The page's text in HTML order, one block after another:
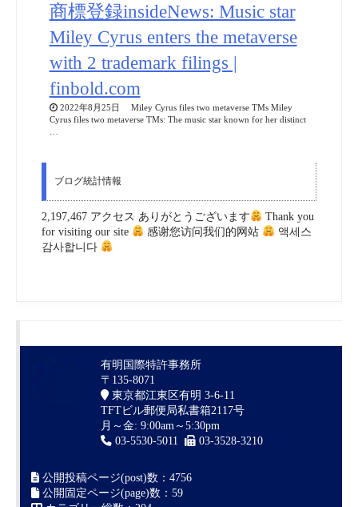
商標登録insideNews: Music star
Miley Cyrus enters the metaverse
with 2 trademark filings |
finbold.com
2022年8月25日 Miley Cyrus files two metaverse TMs Miley
Cyrus files two metaverse TMs: The music star known for her distinct
ブログ統計情報
2,197,467 アクセス ありがとうございます
Thank you
for visiting our site
感谢您访问我们的网站
액세스
감사합니다
有明国際特許事務所
〒135-8071
東京都江東区有明 3-6-11
TFTビル郵便局私書箱2117号
月～金: 9:00am～5:30pm
03-5530-5011
03-3528-3210
公開投稿ページ(post)数：4756
公開固定ページ(page)数：59